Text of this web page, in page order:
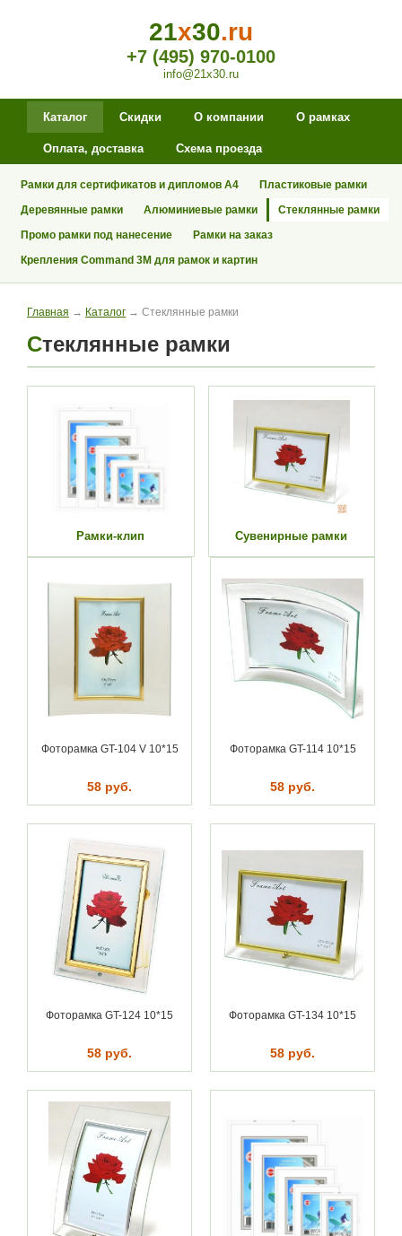
21x30.ru
+7 (495) 970-0100
info@21x30.ru
Каталог Скидки О компании О рамках
Оплата, доставка Схема проезда
Рамки для сертификатов и дипломов А4
Пластиковые рамки
Деревянные рамки
Алюминиевые рамки
Стеклянные рамки
Промо рамки под нанесение
Рамки на заказ
Крепления Command 3M для рамок и картин
Главная → Каталог → Стеклянные рамки
Стеклянные рамки
Рамки-клип Сувенирные рамки
Фоторамка GT-104 V 10*15
58 руб.
Фоторамка GT-114 10*15
58 руб.
Фоторамка GT-124 10*15
58 руб.
Фоторамка GT-134 10*15
58 руб.